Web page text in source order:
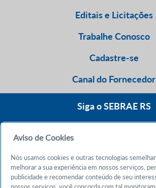
Editais e Licitações
Trabalhe Conosco
Cadastre-se
Canal do Fornecedor
Siga o SEBRAE RS
Atendimento 24h
Aviso de Cookies
Nós usamos cookies e outras tecnologias
melhorar a sua experiência em nossos serviços,
publicidade e recomendar conteúdo de seu